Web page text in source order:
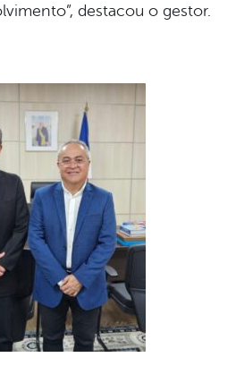
destacou o gestor.